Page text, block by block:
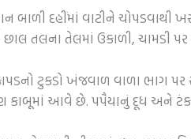
બાળી દહીંમાં વાટીને
છાલ તલના તેલમાં ઉકાળી, ચામડી
ટુકડો ખંજવાળ વાળા ભાગ પર
કાબૂમાં આવે છે. પપૈયાનું દૂધ અને